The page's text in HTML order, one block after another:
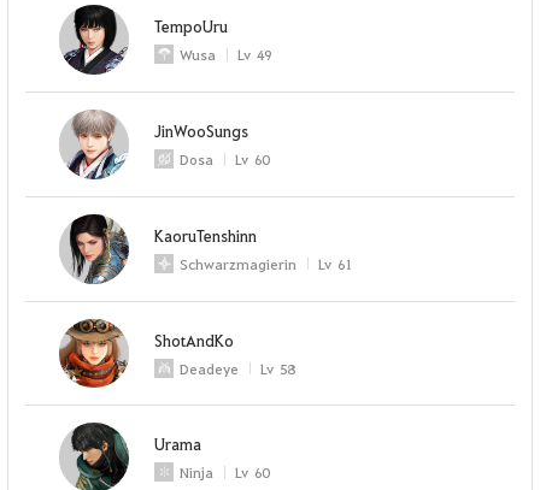
TempoUru
Wusa Lv 49
JinWooSungs
Dosa Lv 60
KaoruTenshinn
Schwarzmagierin Lv 61
ShotAndKo
Deadeye Lv 58
Urama
Ninja Lv 60